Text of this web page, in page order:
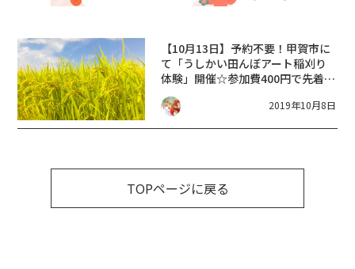
【10月13日】予約不要！甲賀市に
て「うしかい田んぼアート稲刈り
体験」開催☆参加費400円で先着
500人におにぎり付き♪
2019年10月8日
TOPページに戻る